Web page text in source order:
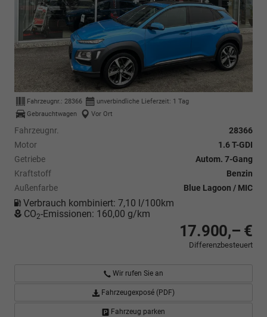
Fahrzeugnr.: 28366 unverbindliche Lieferzeit: 1 Tag
Gebrauchtwagen
Vor Ort
Fahrzeugnr.
28366
Motor
1.6 T-GDI
Getriebe
Autom. 7-Gang
Kraftstoff
Benzin
Außenfarbe
Blue Lagoon / MIC
Verbrauch kombiniert: 7,10 l/100km
CO2-Emissionen: 160,00 g/km
17.900,– €
Differenzbesteuert
Wir rufen Sie an
Fahrzeugexposé (PDF)
Fahrzeug parken